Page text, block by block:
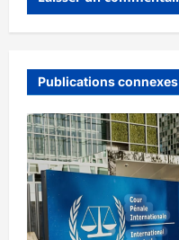
Publications connexes